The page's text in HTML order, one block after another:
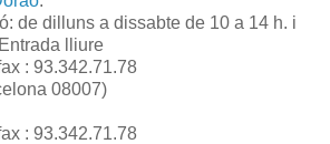
de dilluns a dissabte de 10 a 14 h. i
lliure
: 93.342.71.78
08007)
: 93.342.71.78